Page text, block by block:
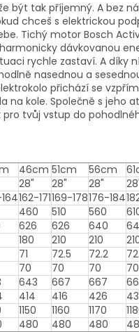
být tak příjemný. A bez
chceš s elektrickou
Tichý motor Bosch
dávkovanou
rychle zastaví. A díky
nasednou a
přichází se
na kole. Společně s
tvůj vstup do
46cm 51cm 56cm
28" 28" 28"
162-171169-178176-184
460 510 560
626 626 640
180 210 210
71 72.5 72.2
70 70 70
70
643 667 667
414 416 426
1150 1160 1170
480 480 480